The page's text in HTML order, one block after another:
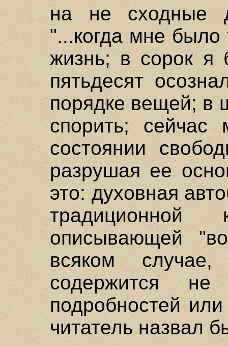
на не сходные
"...когда мне было
жизнь; в сорок я
пятьдесят
порядке вещей; в
спорить;
состоянии
разрушая ее
это: духовная
традиционной
описывающей
всяком
содержится
подробностей
читатель назвал